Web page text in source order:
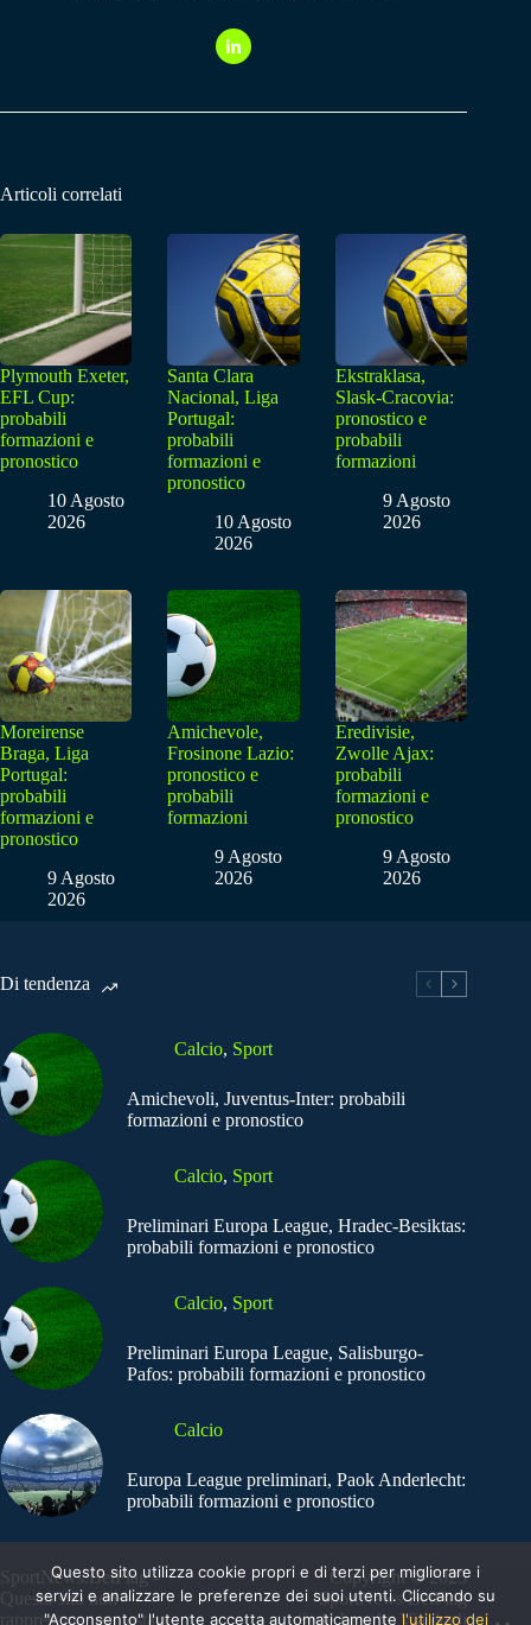
Articoli correlati
Plymouth Exeter,
EFL Cup:
probabili
formazioni e
pronostico
10 Agosto
2026
Santa Clara
Nacional, Liga
Portugal:
probabili
formazioni e
pronostico
10 Agosto
2026
Ekstraklasa,
Slask-Cracovia:
pronostico e
probabili
formazioni
9 Agosto
2026
Moreirense
Braga, Liga
Portugal:
probabili
formazioni e
pronostico
9 Agosto
2026
Amichevole,
Frosinone Lazio:
pronostico e
probabili
formazioni
9 Agosto
2026
Eredivisie,
Zwolle Ajax:
probabili
formazioni e
pronostico
9 Agosto
2026
Di tendenza
Calcio, Sport
Amichevoli, Juventus-Inter: probabili
formazioni e pronostico
Calcio, Sport
Preliminari Europa League, Hradec-Besiktas:
probabili formazioni e pronostico
Calcio, Sport
Preliminari Europa League, Salisburgo-
Pafos: probabili formazioni e pronostico
Calcio
Europa League preliminari, Paok Anderlecht:
probabili formazioni e pronostico
SportNews.BetFlag -
Questo sito non
rappresenta una testata
Copyright © 2025
SportNews BetFlag
Sede Legale: Via degli
Questo sito utilizza cookie propri e di terzi per migliorare i
servizi e analizzare le preferenze dei suoi utenti. Cliccando su
"Acconsento" l'utente accetta automaticamente l'utilizzo dei